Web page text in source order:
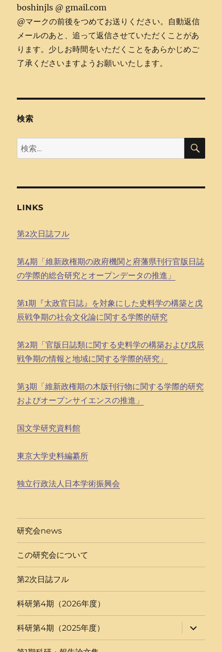
boshinjls @ gmail.com
@マークの前後をつめてお送りください。自動返信
メールのあと、追って返信させていただくことがあ
ります。少しお時間をいただくことをあらかじめご
了承くださいますようお願いいたします。
検索
検
索:
検
LINKS
第2次日誌フル
第4期「維新政権期の政府機関と府藩県刊行官版日誌
の学際的総合研究とオープンデータの推進」
第1期『太政官日誌』を対象にした史料学の構築と戊
辰戦争期の社会文化論に関する学際的研究
第2期「官版日誌類に関する史料学の構築および戊辰
戦争期の情報と地域に関する学際的研究」
第3期「維新政権期の木版刊行物に関する学際的研究
およびオープンサイエンスの推進」
国文学研究資料館
東京大学史料編纂所
独立行政法人日本学術振興会
研究会news
この研究会について
第2次日誌フル
科研第4期（2026年度）
科研第4期（2025年度）
サ
ブ
メ